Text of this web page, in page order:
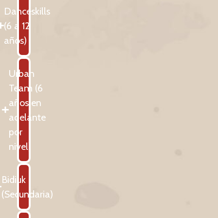
Danceskills
(6 a 12
años)
Urban
Team (6
años en
adelante
por
nivel)
Bidiuk
(Secundaria)